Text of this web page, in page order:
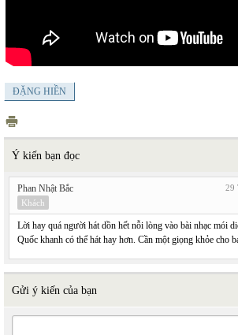
ĐẶNG HIỀN
Ý kiến bạn đọc
29
Phan Nhật Bắc
Khách
Lời hay quá người hát dồn hết nỗi lòng vào bài nhạc mói
Quốc khanh có thể hát hay hơn. Cần một giọng khỏe cho
Gửi ý kiến của bạn